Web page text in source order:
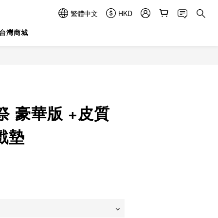
繁體中文
HKD
灣商城
豪華版 +皮質
墊